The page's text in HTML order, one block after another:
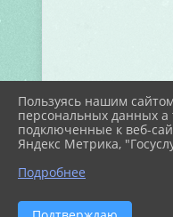
Пользуясь нашим
персональных данных а
подключенные к веб-
Яндекс Метрика,
Подробнее